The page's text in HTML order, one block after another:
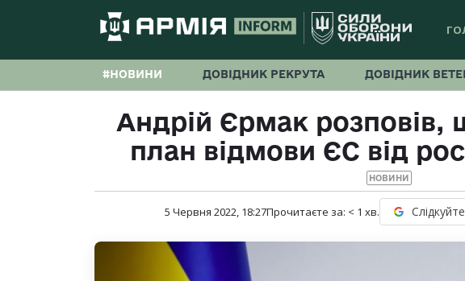
#НОВИНИ ДОВІДНИК РЕКРУТА ДОВІДНИК
Андрій Єрмак розповів,
план відмови ЄС від
НОВИНИ
5 Червня 2022, 18:27Прочитаєте за: < 1 хв.